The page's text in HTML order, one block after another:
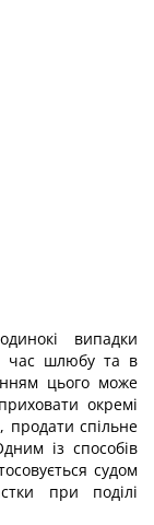
випадки
час шлюбу та в
цього може
окремі
продати спільне
із способів
судом
при поділі